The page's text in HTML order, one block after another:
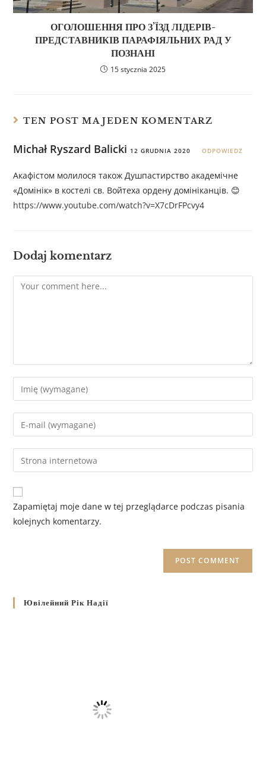
ОГОЛОШЕННЯ ПРО З’ЇЗД ЛІДЕРІВ-
ПРЕДСТАВНИКІВ ПАРАФІЯЛЬНИХ РАД У
ПОЗНАНІ
15 stycznia 2025
TEN POST MA JEDEN KOMENTARZ
Michał Ryszard Balicki 12 GRUDNIA 2020 ODPOWIEDZ
Акафістом молилося також Душпастирство академічне
«Домінік» в костелі св. Войтеха ордену домініканців. 😊
https://www.youtube.com/watch?v=X7cDrFPcvy4
Dodaj komentarz
Zapamiętaj moje dane w tej przeglądarce podczas pisania
kolejnych komentarzy.
Ювілейний Рік Надії